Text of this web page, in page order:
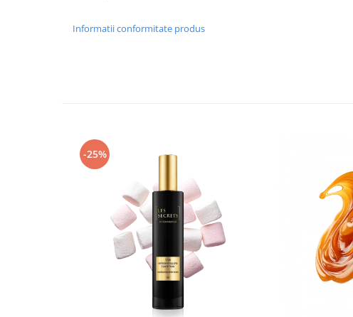
Informatii conformitate produs
-25%